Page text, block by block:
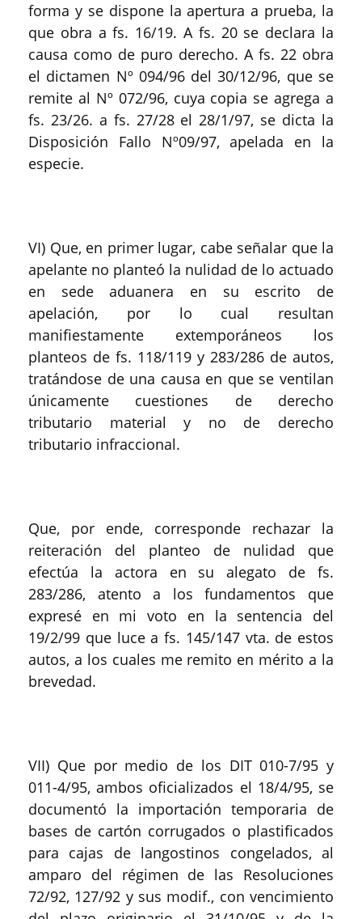
forma y se dispone la apertura a prueba, la
que obra a fs. 16/19. A fs. 20 se declara la
causa como de puro derecho. A fs. 22 obra
el dictamen Nº 094/96 del 30/12/96, que se
remite al Nº 072/96, cuya copia se agrega a
fs. 23/26. a fs. 27/28 el 28/1/97, se dicta la
Disposición Fallo Nº09/97, apelada en la
especie.
VI) Que, en primer lugar, cabe señalar que la
apelante no planteó la nulidad de lo actuado
en sede aduanera en su escrito de
apelación, por lo cual resultan
manifiestamente extemporáneos los
planteos de fs. 118/119 y 283/286 de autos,
tratándose de una causa en que se ventilan
únicamente cuestiones de derecho
tributario material y no de derecho
tributario infraccional.
Que, por ende, corresponde rechazar la
reiteración del planteo de nulidad que
efectúa la actora en su alegato de fs.
283/286, atento a los fundamentos que
expresé en mi voto en la sentencia del
19/2/99 que luce a fs. 145/147 vta. de estos
autos, a los cuales me remito en mérito a la
brevedad.
VII) Que por medio de los DIT 010-7/95 y
011-4/95, ambos oficializados el 18/4/95, se
documentó la importación temporaria de
bases de cartón corrugados o plastificados
para cajas de langostinos congelados, al
amparo del régimen de las Resoluciones
72/92, 127/92 y sus modif., con vencimiento